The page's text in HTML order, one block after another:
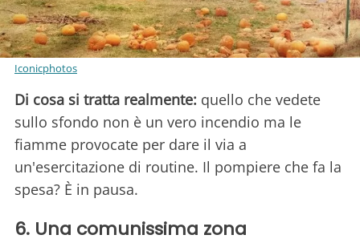
Iconicphotos
Di cosa si tratta realmente: quello che vedete
sullo sfondo non è un vero incendio ma le
fiamme provocate per dare il via a
un'esercitazione di routine. Il pompiere che fa la
spesa? È in pausa.
6. Una comunissima zona